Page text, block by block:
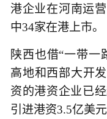
港企业在河南运
中34家在港上市。
陕西也借“一带一
高地和西部大开
资的港资企业已
引进港资3.5亿美